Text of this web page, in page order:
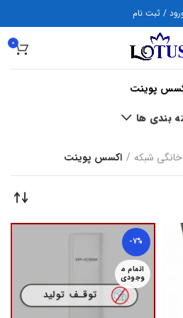
/ ثبت نام
0
پوینت
بندی ها
شبکه اکسس پوینت
-7%
اتمام م
وجودی